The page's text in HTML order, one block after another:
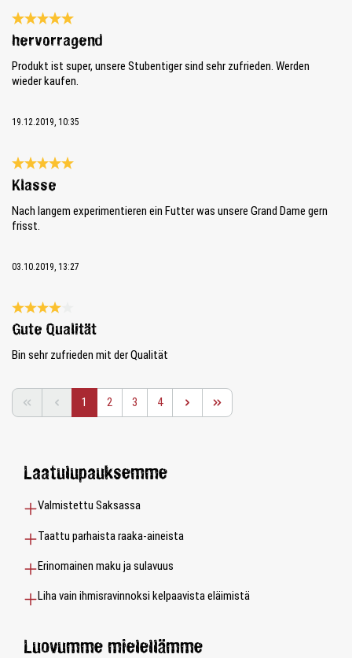
Review with rating of 5 out of 5 stars
hervorragend
Produkt ist super, unsere Stubentiger sind sehr zufrieden. Werden
wieder kaufen.
19.12.2019, 10:35
Review with rating of 5 out of 5 stars
Klasse
Nach langem experimentieren ein Futter was unsere Grand Dame gern
frisst.
03.10.2019, 13:27
Review with rating of 4 out of 5 stars
Gute Qualität
Bin sehr zufrieden mit der Qualität
Page
1 Page
2 Page
3 Page
4
Laatulupauksemme
Valmistettu Saksassa
Taattu parhaista raaka-aineista
Erinomainen maku ja sulavuus
Liha vain ihmisravinnoksi kelpaavista eläimistä
Luovumme mielellämme